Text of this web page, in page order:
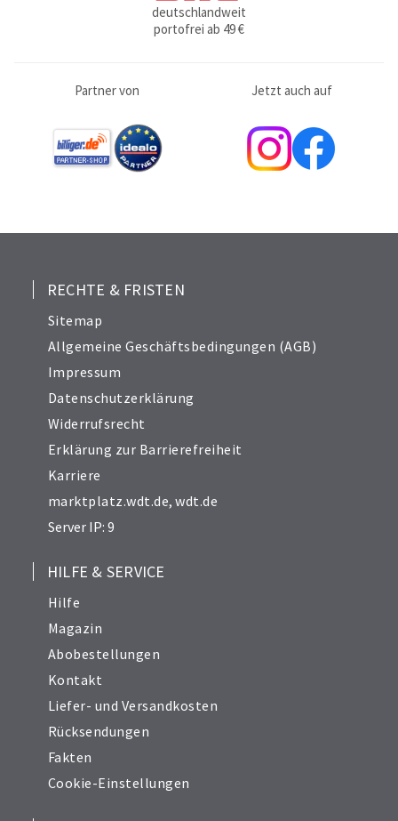
deutschlandweit
portofrei ab 49 €
Partner von Jetzt auch auf
RECHTE & FRISTEN
Sitemap
Allgemeine Geschäftsbedingungen (AGB)
Impressum
Datenschutzerklärung
Widerrufsrecht
Erklärung zur Barrierefreiheit
Karriere
marktplatz.wdt.de,wdt.de
Server IP: 9
HILFE & SERVICE
Hilfe
Magazin
Abobestellungen
Kontakt
Liefer- und Versandkosten
Rücksendungen
Fakten
Cookie-Einstellungen